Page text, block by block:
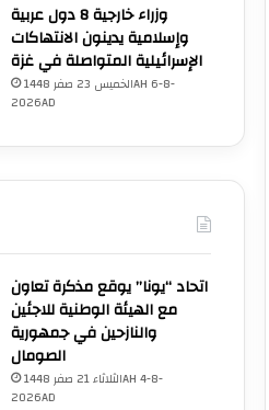
وزراء خارجية 8 دول عربية
وإسلامية يدينون الانتهاكات
الإسرائيلية المتواصلة في غزة
الخميس 23 صفر 1448AH 6-8-
2026AD
اتحاد “يونا” يوقع مذكرة تعاون
مع الهيئة الوطنية للاجئين
والنازحين في جمهورية
الصومال
الثلاثاء 21 صفر 1448AH 4-8-
2026AD